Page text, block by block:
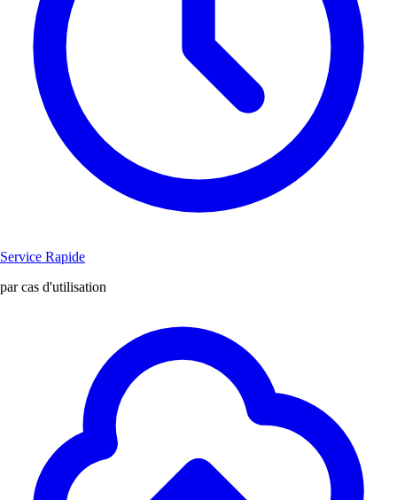
Service Rapide
par cas d'utilisation